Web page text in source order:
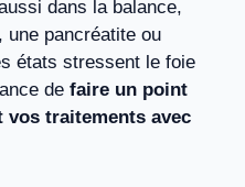
dans la balance,
une pancréatite ou
états stressent le foie
de faire un point
vos traitements avec